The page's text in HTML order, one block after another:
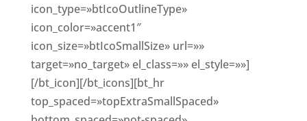
icon_type=»btIcoOutlineType»
icon_color=»accent1″
icon_size=»btIcoSmallSize» url=»»
target=»no_target» el_class=»» el_style=»»]
[/bt_icon][/bt_icons][bt_hr
top_spaced=»topExtraSmallSpaced»